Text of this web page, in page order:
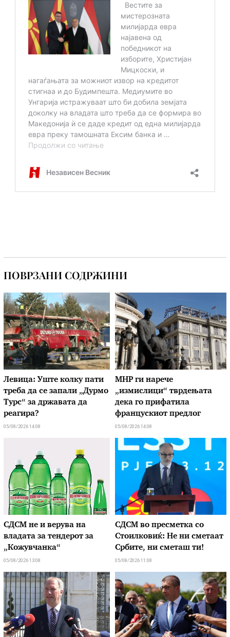
ПОВРЗАНИ СОДРЖИНИ
Левица: Уште колку пати
треба да се запали „Дурмо
Турс“ за државата да
реагира?
05/08/2026 14:08
МНР ги нарече
„измислици“ тврдењата
дека го прифатила
францускиот предлог
05/08/2026 14:08
СДСМ не и верува на
владата за тендерот за
„Кожувчанка“
05/08/2026 13:08
СДСМ во пресметка со
Стоилковиќ: Не ни сметаат
Србите, ни сметаш ти!
05/08/2026 11:08